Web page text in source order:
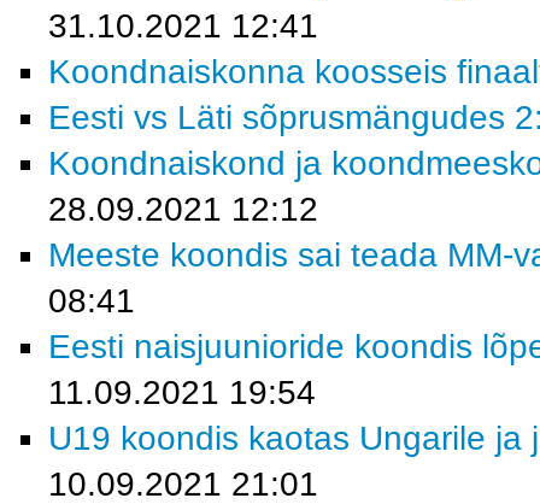
31.10.2021 12:41
Koondnaiskonna koosseis
Eesti vs Läti sõprusmängudes
Koondnaiskond ja
28.09.2021 12:12
Meeste koondis sai teada MM-
08:41
Eesti naisjuunioride koondis
11.09.2021 19:54
U19 koondis kaotas Ungarile ja
10.09.2021 21:01